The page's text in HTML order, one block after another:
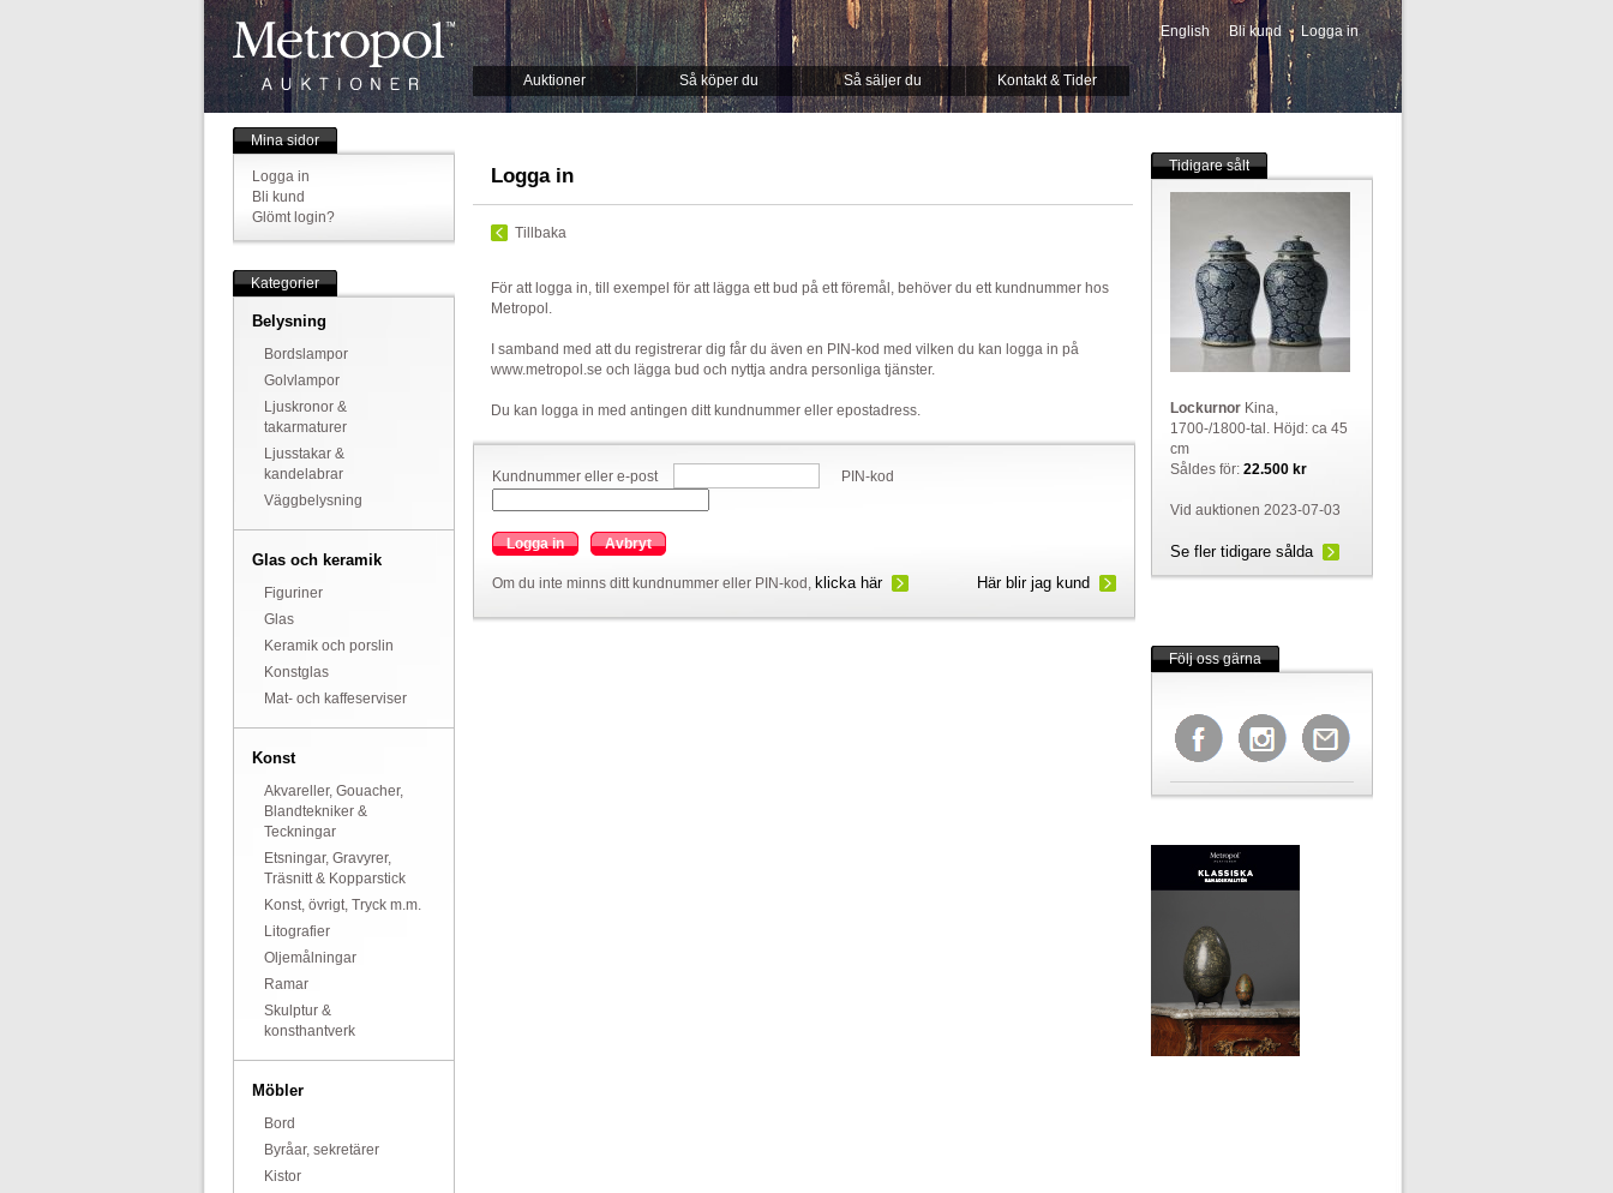
Auktioner Så köper du Så säljer du Kontakt & Tider
English Bli kund Logga in
-->
Mina sidor
Logga in
Bli kund
Glömt login?
Kategorier
Belysning
Bordslampor
Golvlampor
Ljuskronor &
takarmaturer
Ljusstakar &
kandelabrar
Väggbelysning
Glas och keramik
Figuriner
Glas
Keramik och porslin
Konstglas
Mat- och kaffeserviser
Konst
Akvareller, Gouacher,
Blandtekniker &
Teckningar
Etsningar, Gravyrer,
Träsnitt & Kopparstick
Konst, övrigt, Tryck m.m.
Litografier
Oljemålningar
Ramar
Skulptur &
konsthantverk
Möbler
Bord
Byråar, sekretärer
Kistor
Logga in
Tillbaka
För att logga in, till exempel för att lägga ett bud på ett föremål, behöver du ett kundnummer hos
Metropol.
I samband med att du registrerar dig får du även en PIN-kod med vilken du kan logga in på
www.metropol.se och lägga bud och nyttja andra personliga tjänster.
Du kan logga in med antingen ditt kundnummer eller epostadress.
Kundnummer eller e-post PIN-kod
Logga in Avbryt
Om du inte minns ditt kundnummer eller PIN-kod, klicka här Här blir jag kund
Tidigare sålt
LockurnorKina,
1700-/1800-tal. Höjd: ca 45
cm
Såldes för: 22.500 kr
Vid auktionen 2023-07-03
Se fler tidigare sålda
Följ oss gärna